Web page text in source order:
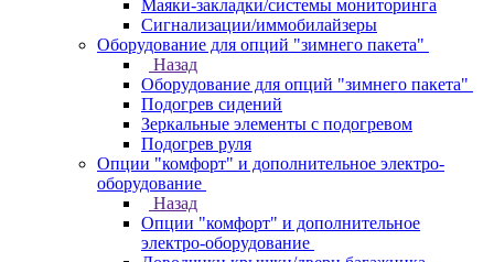
Маяки-закладки/системы мониторинга
Сигнализации/иммобилайзеры
Оборудование для опций "зимнего пакета"
Назад
Оборудование для опций "зимнего пакета"
Подогрев сидений
Зеркальные элементы с подогревом
Подогрев руля
Опции "комфорт" и дополнительное электро-
оборудование
Назад
Опции "комфорт" и дополнительное
электро-оборудование